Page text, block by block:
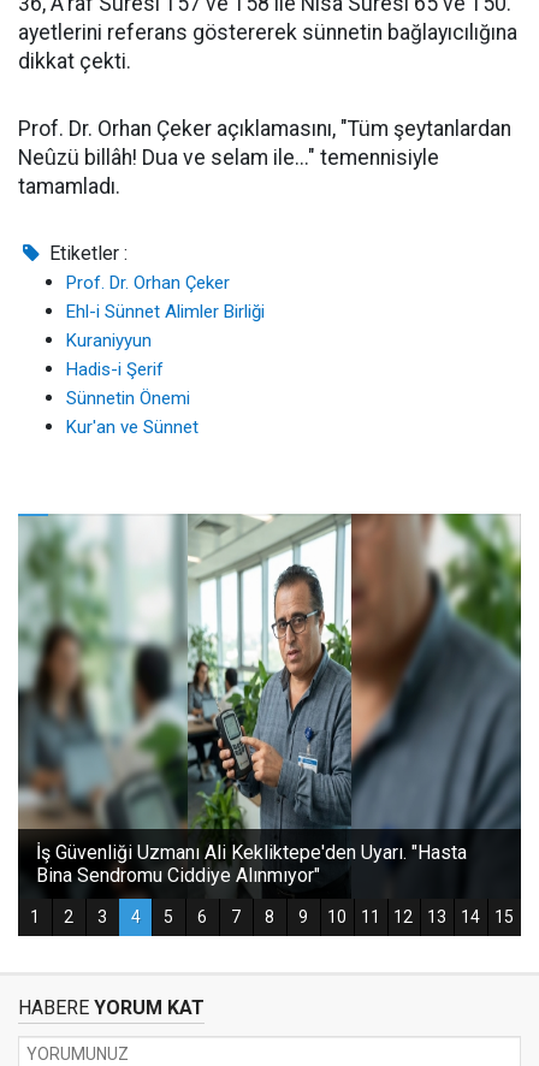
ayetlerini referans göstererek sünnetin bağlayıcılığına
dikkat çekti.
Prof. Dr. Orhan Çeker açıklamasını, "Tüm şeytanlardan
Neûzü billâh! Dua ve selam ile..." temennisiyle
tamamladı.
Etiketler :
​Prof. Dr. Orhan Çeker
Ehl-i Sünnet Alimler Birliği
Kuraniyyun
Hadis-i Şerif
Sünnetin Önemi
Kur'an ve Sünnet
HABERE YORUM KAT